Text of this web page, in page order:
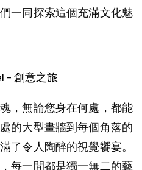
一同探索這個充滿文化魅
- 創意之旅
，無論您身在何處，都能
的大型畫牆到每個角落的
了令人陶醉的視覺饗宴。
每一間都是獨一無二的藝